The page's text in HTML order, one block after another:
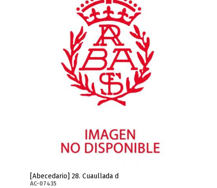
[Abecedario] 28. Cuaullada d
AC-07435